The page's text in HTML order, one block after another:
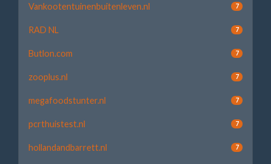
Vankootentuinenbuitenleven.nl 7
RAD NL 7
Butlon.com 7
zooplus.nl 7
megafoodstunter.nl 7
pcrthuistest.nl 7
hollandandbarrett.nl 7